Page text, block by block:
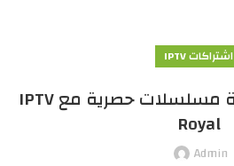
اشتراكات IPTV
5 مزايا في مشاهدة مسلسلات حصرية مع IPTV
Royal
Admin